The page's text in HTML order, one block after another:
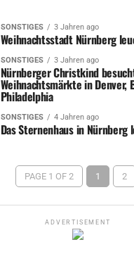
SONSTIGES 3 Jahren ago
Weihnachtsstadt Nürnberg
SONSTIGES 3 Jahren ago
Nürnberger Christkind
Weihnachtsmärkte in Denver,
Philadelphia
SONSTIGES 4 Jahren ago
Das Sternenhaus in
PAGE 1 OF 2 1 2
ADVERTISEMENT